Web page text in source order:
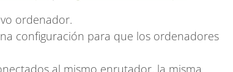
ordenador.
configuración para que los ordenadores